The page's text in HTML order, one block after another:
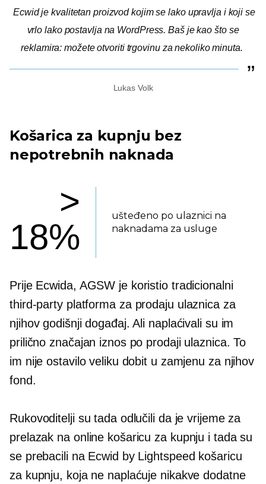
Ecwid je kvalitetan proizvod kojim se lako upravlja i koji se
vrlo lako postavlja na WordPress. Baš je kao što se
reklamira: možete otvoriti trgovinu za nekoliko minuta.
Lukas Volk
Košarica za kupnju bez
nepotrebnih naknada
>
18%
ušteđeno po ulaznici na
naknadama za usluge
Prije Ecwida, AGSW je koristio tradicionalni
third-partyplatforma za prodaju ulaznica za
njihov godišnji događaj. Ali naplaćivali su im
prilično značajan iznos po prodaji ulaznica. To
im nije ostavilo veliku dobit u zamjenu za njihov
fond.
Rukovoditelji su tada odlučili da je vrijeme za
prelazak na online košaricu za kupnju i tada su
se prebacili na Ecwid by Lightspeed košaricu
za kupnju, koja ne naplaćuje nikakve dodatne